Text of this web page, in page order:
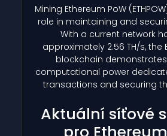
Mining Ethereum PoW
role in maintaining and
With a current network
approximately 2.56 TH/s, the
blockchain
computational power
transactions and securing
Aktuální síťové